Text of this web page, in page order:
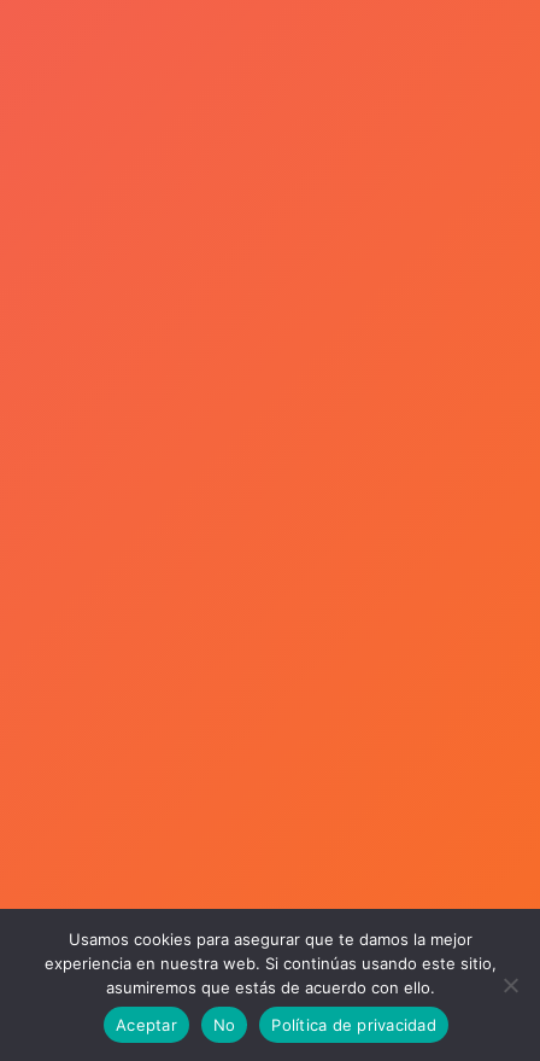
Usamos cookies para asegurar que te damos la mejor
experiencia en nuestra web. Si continúas usando este sitio,
asumiremos que estás de acuerdo con ello.
Aceptar
No Política de privacidad